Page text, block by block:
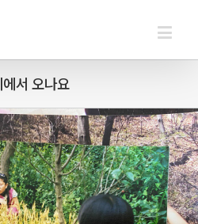
서 오나요